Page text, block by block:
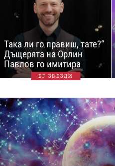
Така ли го правиш, тате?“
Дъщерята на Орлин
Павлов го имитира
БГ ЗВЕЗДИ